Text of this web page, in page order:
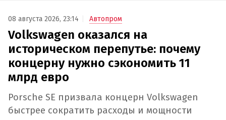
08 августа 2026, 23:14 Автопром
Volkswagen оказался на
историческом перепутье: почему
концерну нужно сэкономить 11
млрд евро
Porsche SE призвала концерн Volkswagen
быстрее сократить расходы и мощности